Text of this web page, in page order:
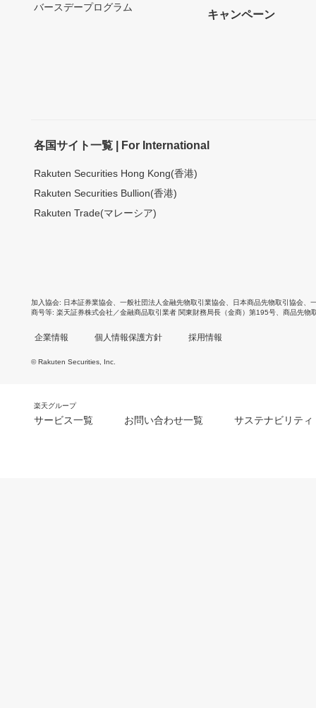
バースデープログラム
キャンペーン
各国サイト一覧 | For International
Rakuten Securities Hong Kong(香港)
Rakuten Securities Bullion(香港)
Rakuten Trade(マレーシア)
加入協会 日本証券業協会 一般社団法人金融先物取引業協会 日本商品先物取引協会
商号等 楽天証券株式会社／金融商品取引業者 関東財務局長（金商）第195号、商品先物
企業情報 個人情報保護方針 採用情報
© Rakuten Securities, Inc.
楽天グループ
サービス一覧 お問い合わせ一覧 サステナビリティ